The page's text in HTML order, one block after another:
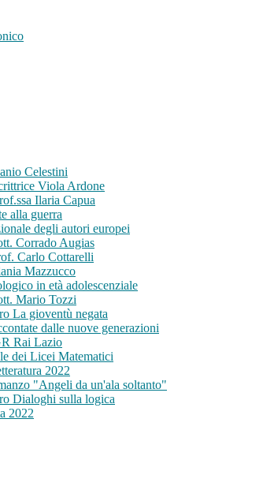
Celestini
Viola Ardone
Ilaria Capua
alla guerra
degli autori europei
Corrado Augias
Carlo Cottarelli
Mazzucco
in età adolescenziale
Mario Tozzi
La gioventù negata
dalle nuove generazioni
Rai Lazio
dei Licei Matematici
2022
"Angeli da un'ala soltanto"
Dialoghi sulla logica
2022